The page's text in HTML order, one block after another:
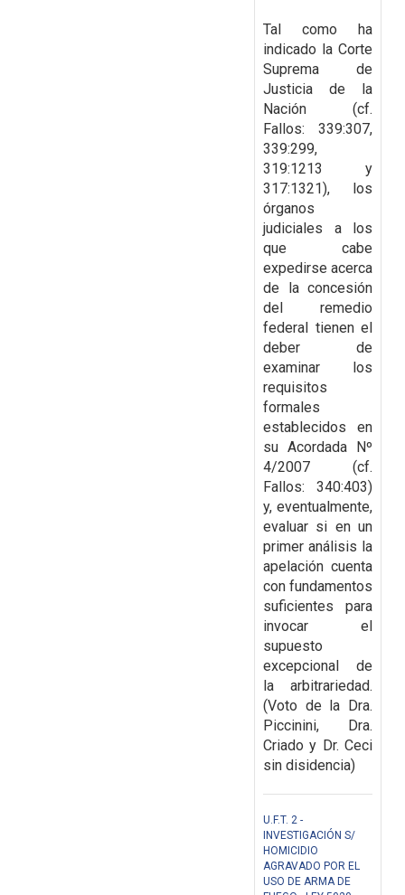
Tal como ha
indicado la Corte
Suprema de
Justicia de la
Nación (cf.
Fallos: 339:307,
339:299,
319:1213 y
317:1321), los
órganos
judiciales a los
que cabe
expedirse acerca
de la concesión
del remedio
federal tienen el
deber de
examinar los
requisitos
formales
establecidos en
su Acordada Nº
4/2007 (cf.
Fallos: 340:403)
y, eventualmente,
evaluar si en un
primer análisis la
apelación cuenta
con fundamentos
suficientes para
invocar el
supuesto
excepcional de
la arbitrariedad.
(Voto de la Dra.
Piccinini, Dra.
Criado y Dr. Ceci
sin disidencia)
U.F.T. 2 -
INVESTIGACIÓN S/
HOMICIDIO
AGRAVADO POR EL
USO DE ARMA DE